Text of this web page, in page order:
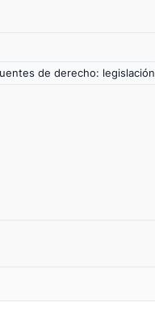
de derecho: legislación